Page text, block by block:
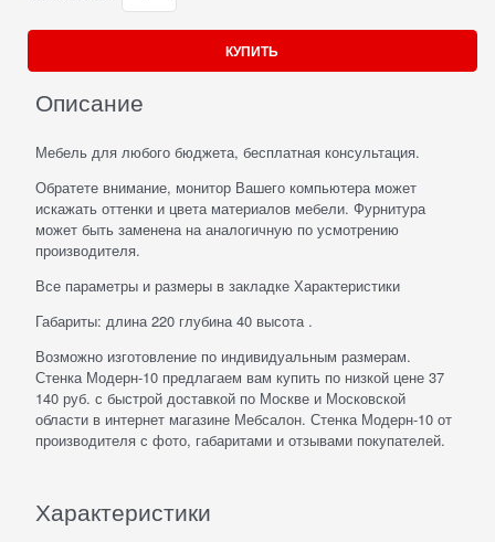
КУПИТЬ
Описание
Мебель для любого бюджета, бесплатная консультация.
Обратете внимание, монитор Вашего компьютера может
искажать оттенки и цвета материалов мебели. Фурнитура
может быть заменена на аналогичную по усмотрению
производителя.
Все параметры и размеры в закладке Характеристики
Габариты: длина 220 глубина 40 высота .
Возможно изготовление по индивидуальным размерам.
Стенка Модерн-10 предлагаем вам купить по низкой цене 37
140 руб. с быстрой доставкой по Москве и Московской
области в интернет магазине Мебсалон. Стенка Модерн-10 от
производителя с фото, габаритами и отзывами покупателей.
Характеристики